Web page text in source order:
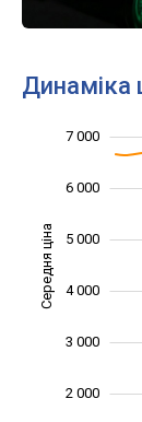
Динаміка
Середня ціна
2 000
3 000
4 000
5 000
6 000
7 000